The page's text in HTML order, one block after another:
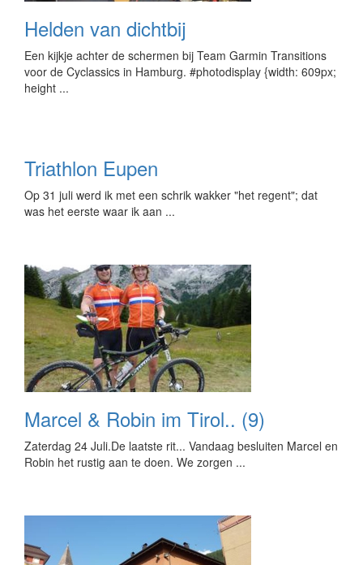
Helden van dichtbij
Een kijkje achter de schermen bij Team Garmin Transitions
voor de Cyclassics in Hamburg. #photodisplay {width: 609px;
height ...
Triathlon Eupen
Op 31 juli werd ik met een schrik wakker "het regent"; dat
was het eerste waar ik aan ...
Marcel & Robin im Tirol.. (9)
Zaterdag 24 Juli.De laatste rit... Vandaag besluiten Marcel en
Robin het rustig aan te doen. We zorgen ...